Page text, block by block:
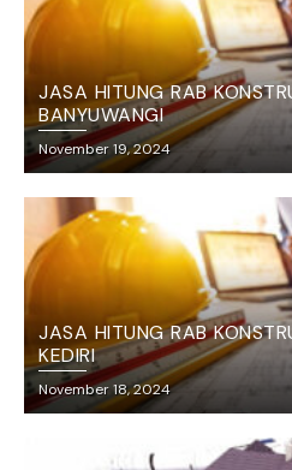
JASA HITUNG RAB
BANYUWANGI
November 19, 2024
JASA HITUNG RAB
KEDIRI
November 18, 2024